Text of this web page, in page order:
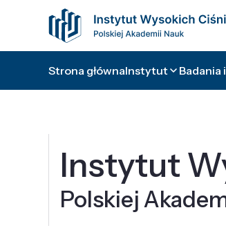
Strona głównaInstytut Badania
Instytut
Polskiej